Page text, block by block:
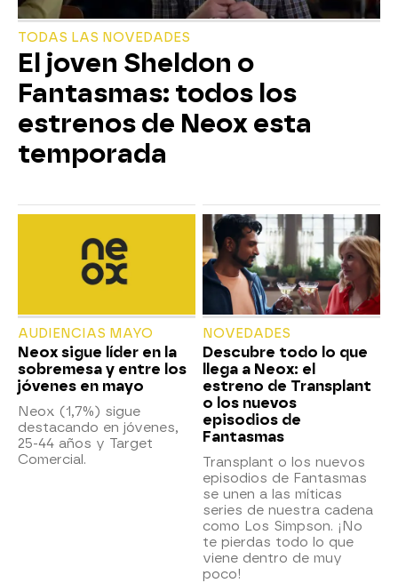
TODAS LAS NOVEDADES
El joven Sheldon o
Fantasmas: todos los
estrenos de Neox esta
temporada
AUDIENCIAS MAYO
Neox sigue líder en la
sobremesa y entre los
jóvenes en mayo
Neox (1,7%) sigue
destacando en jóvenes,
25-44 años y Target
Comercial.
NOVEDADES
Descubre todo lo que
llega a Neox: el
estreno de Transplant
o los nuevos
episodios de
Fantasmas
Transplant o los nuevos
episodios de Fantasmas
se unen a las míticas
series de nuestra cadena
como Los Simpson. ¡No
te pierdas todo lo que
viene dentro de muy
poco!